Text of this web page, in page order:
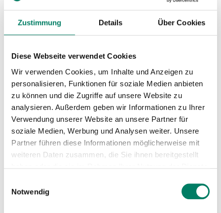
Zustimmung Details Über Cookies
Diese Webseite verwendet Cookies
Wir verwenden Cookies, um Inhalte und Anzeigen zu
personalisieren, Funktionen für soziale Medien anbieten
zu können und die Zugriffe auf unsere Website zu
analysieren. Außerdem geben wir Informationen zu Ihrer
Verwendung unserer Website an unsere Partner für
soziale Medien, Werbung und Analysen weiter. Unsere
Partner führen diese Informationen möglicherweise mit
weiteren Daten zusammen, die Sie ihnen bereitgestellt
Notwendig
Download
Betreiber
Verkehrsbetriebe Mittelrhein VREM
https://www.verkehrsbetriebe-mittelrhein.de
+49 2633 2009600
Verkehrsverbund
Verkehrsverbund Rhein-Mosel GmbH